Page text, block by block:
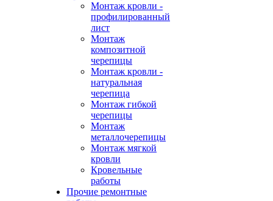
Монтаж кровли -
профилированный
лист
Монтаж
композитной
черепицы
Монтаж кровли -
натуральная
черепица
Монтаж гибкой
черепицы
Монтаж
металлочерепицы
Монтаж мягкой
кровли
Кровельные
работы
Прочие ремонтные